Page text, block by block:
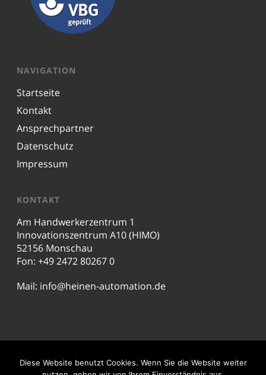
NAVIGATION
Startseite
Kontakt
Ansprechpartner
Datenschutz
Impressum
KONTAKT
Am Handwerkerzentrum 1
Innovationszentrum A10 (HIMO)
52156 Monschau
Fon: +49 2472 80267 0
Mail: info@heinen-automation.de
© 2026 Heinen Automation GmbH & Co. KG.
Diese Website benutzt Cookies. Wenn Sie die Website weiter